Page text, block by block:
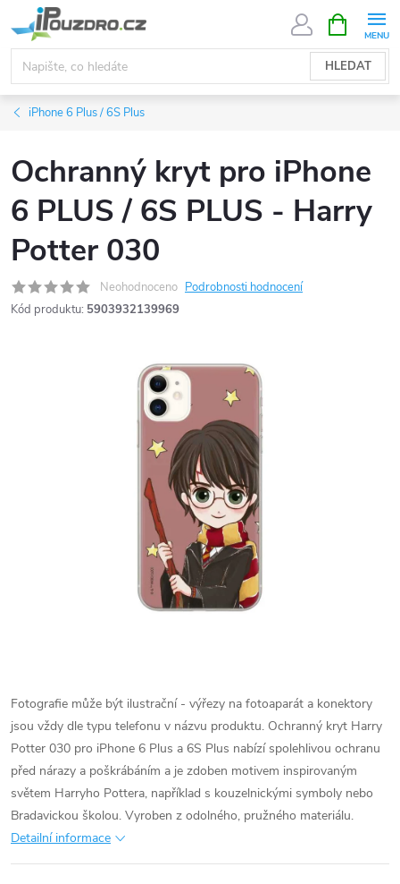
na
obsah
HLEDAT
NÁKUPNÍ
KOŠÍK
iPhone 6 Plus / 6S Plus
Ochranný kryt pro iPhone
6 PLUS / 6S PLUS - Harry
Potter 030
Neohodnoceno Podrobnosti hodnocení
Kód produktu: 5903932139969
Fotografie může být ilustrační - výřezy na fotoaparát a konektory
jsou vždy dle typu telefonu v názvu produktu. Ochranný kryt Harry
Potter 030 pro iPhone 6 Plus a 6S Plus nabízí spolehlivou ochranu
před nárazy a poškrábáním a je zdoben motivem inspirovaným
světem Harryho Pottera, například s kouzelnickými symboly nebo
Bradavickou školou. Vyroben z odolného, pružného materiálu.
Detailní informace